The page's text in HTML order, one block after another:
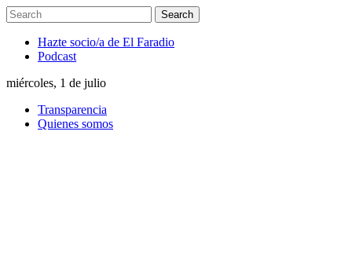
Hazte socio/a de El Faradio
Podcast
miércoles, 1 de julio
Transparencia
Quienes somos